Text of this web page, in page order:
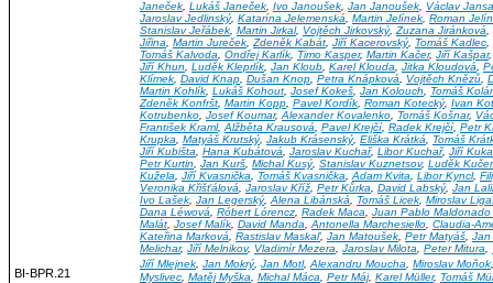
BI-BPR.21
Janeček, Lukáš Janeček, Ivo Janoušek, Jan Janoušek, Václav Jansa
Jaroslav Jedlinský, Katarína Jelemenská, Martin Jelínek, Roman
Stanislav Jeřábek, Martin Jirkal, Vojtěch Jirkovský,Zuzana Jiránková,
Jiřina, Martin Jureček,Zdeněk Kabát, Jiří Kacerovský, Tomáš Kadlec,
Tomáš Kalvoda, Ondřej Karlík, Timo Kasper, Martin Kačer, Jiří Kašpar
Jiří Khun, Luděk Kleprlík, Jan Kloub, Karel Klouda, Jitka Kloudová,
Klímek, David Knap, Dušan Knop, Petra Knápková, Vojtěch Knězů,
Martin Kohlík, Lukáš Kohout, Josef Kokeš, Jan Kolouch, Tomáš
Zdeněk Konfršt, Martin Kopp, Pavel Kordík, Roman Kotecký, Ivan
Kotrubenko, Josef Koumar,Alexander Kovalenko, Tomáš Košnar,
František Kraml,Alžběta Krausová, Pavel Krejčí, Radek Krejčí, Petr
Krupka, Matyáš Krutský, Jakub Krásenský, Eliška Krátká, Tomáš
Jiří Kubišta, Hana Kubátová, Jaroslav Kuchař, Libor Kuchař, Jiří
Petr Kurtin, Jan Kurš, Michal Kusý, Stanislav Kuznetsov, Luděk
Kužela, Jiří Kvasnička, Tomáš Kvasnička,Adam Kvita, Libor Kyncl,
Veronika Křišťálová, Jaroslav Kříž, Petr Kůrka, David Labský, Jan
Ivo Lašek, Jan Legerský,Alena Libánská, Tomáš Licek, Miroslav
Dana Léwová, Róbert Lórencz, Radek Maca, Juan Pablo
Malát, Josef Malík, David Manda,Antonella Marchesiello, Claudia-
Kateřina Marková, Rastislav Maskaľ, Jan Matoušek, Petr Matyáš, Jan
Melichar, Jiří Melnikov, Vladimír Mezera, Jaroslav Milota, Peter Mitura,
Jiří Mlejnek, Jan Mokrý, Jan Motl,Alexandru Moucha, Miroslav Moňok
Myslivec Matěj Myška Michal Máca Petr Máj, Karel Müller, Tomáš